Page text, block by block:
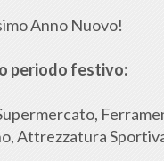
Anno Nuovo!
periodo festivo:
Attrezzatura